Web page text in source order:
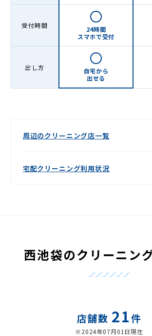
受付時間
24時間
スマホで受付
出し方
自宅から
出せる
周辺のクリーニング店一覧
宅配クリーニング利用状況
西池袋のクリーニン
店舗数 21件
※2024年07月01日現在